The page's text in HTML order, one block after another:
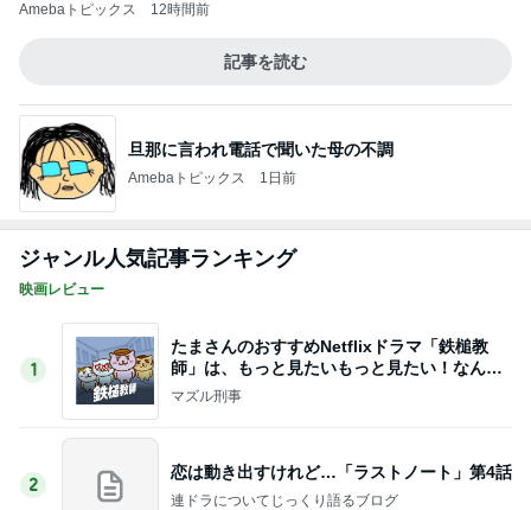
Amebaトピックス 12時間前
記事を読む
旦那に言われ電話で聞いた母の不調
Amebaトピックス 1日前
ジャンル人気記事ランキング
映画レビュー
1
たまさんのおすすめNetflixドラマ「鉄槌教
師」は、もっと見たいもっと見たい！なんで1
0話完？
マズル刑事
2
恋は動き出すけれど…「ラストノート」第4話
連ドラについてじっくり語るブログ